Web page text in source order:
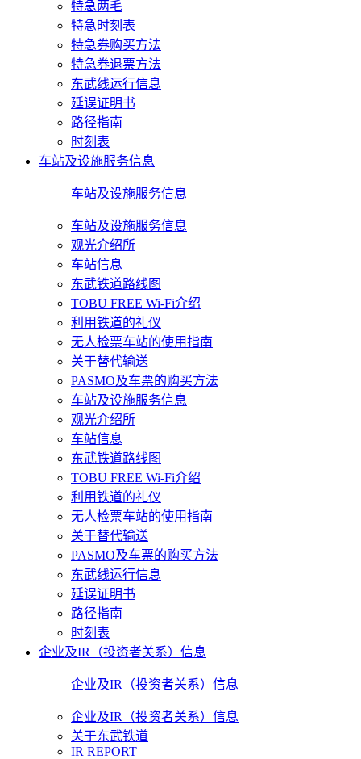
特急两毛
特急时刻表
特急券购买方法
特急券退票方法
东武线运行信息
延误证明书
路径指南
时刻表
车站及设施服务信息
车站及设施服务信息
车站及设施服务信息
观光介绍所
车站信息
东武铁道路线图
TOBU FREE Wi-Fi介绍
利用铁道的礼仪
无人检票车站的使用指南
关于替代输送
PASMO及车票的购买方法
车站及设施服务信息
观光介绍所
车站信息
东武铁道路线图
TOBU FREE Wi-Fi介绍
利用铁道的礼仪
无人检票车站的使用指南
关于替代输送
PASMO及车票的购买方法
东武线运行信息
延误证明书
路径指南
时刻表
企业及IR（投资者关系）信息
企业及IR（投资者关系）信息
企业及IR（投资者关系）信息
关于东武铁道
IR REPORT